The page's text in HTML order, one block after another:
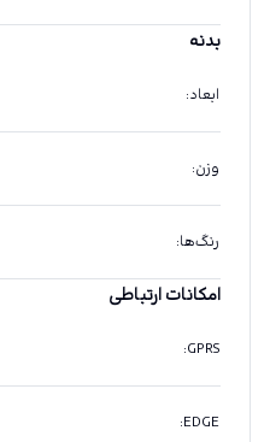
بدنه
ابعاد:
وزن:
رنگ‌ها:
امکانات ارتباطی
GPRS
:
EDGE
: